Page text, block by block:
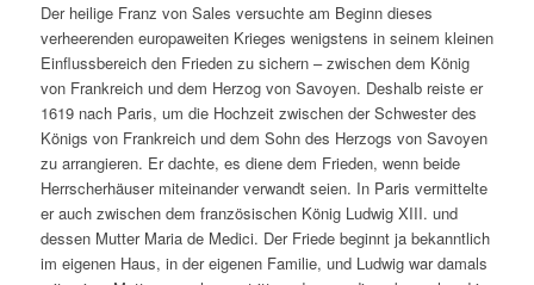
Der heilige Franz von Sales versuchte am Beginn dieses
verheerenden europaweiten Krieges wenigstens in seinem kleinen
Einflussbereich den Frieden zu sichern – zwischen dem König
von Frankreich und dem Herzog von Savoyen. Deshalb reiste er
1619 nach Paris, um die Hochzeit zwischen der Schwester des
Königs von Frankreich und dem Sohn des Herzogs von Savoyen
zu arrangieren. Er dachte, es diene dem Frieden, wenn beide
Herrscherhäuser miteinander verwandt seien. In Paris vermittelte
er auch zwischen dem französischen König Ludwig XIII. und
dessen Mutter Maria de Medici. Der Friede beginnt ja bekanntlich
im eigenen Haus, in der eigenen Familie, und Ludwig war damals